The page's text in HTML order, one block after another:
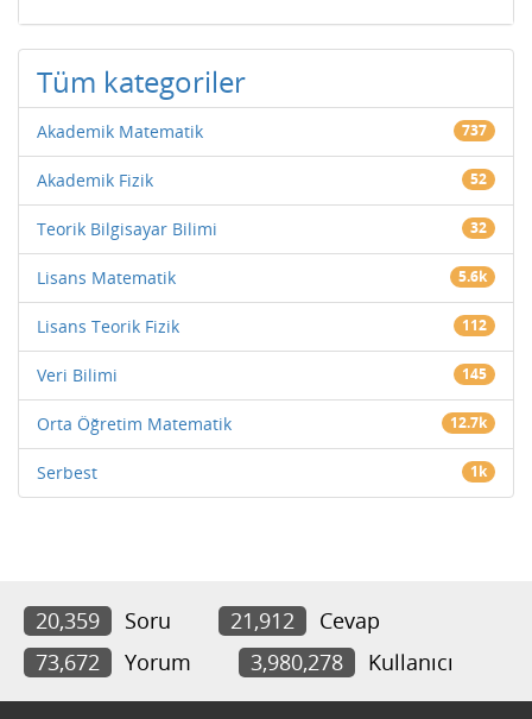
Tüm kategoriler
Akademik Matematik 737
Akademik Fizik 52
Teorik Bilgisayar Bilimi 32
Lisans Matematik 5.6k
Lisans Teorik Fizik 112
Veri Bilimi 145
Orta Öğretim Matematik 12.7k
Serbest 1k
20,359 Soru 21,912
Cevap
73,672
Yorum 3,980,278 Kullanıcı